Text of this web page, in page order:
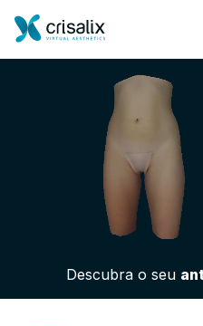
Página inicial para
Plataforma 3D de
Planos
Descubra o seu